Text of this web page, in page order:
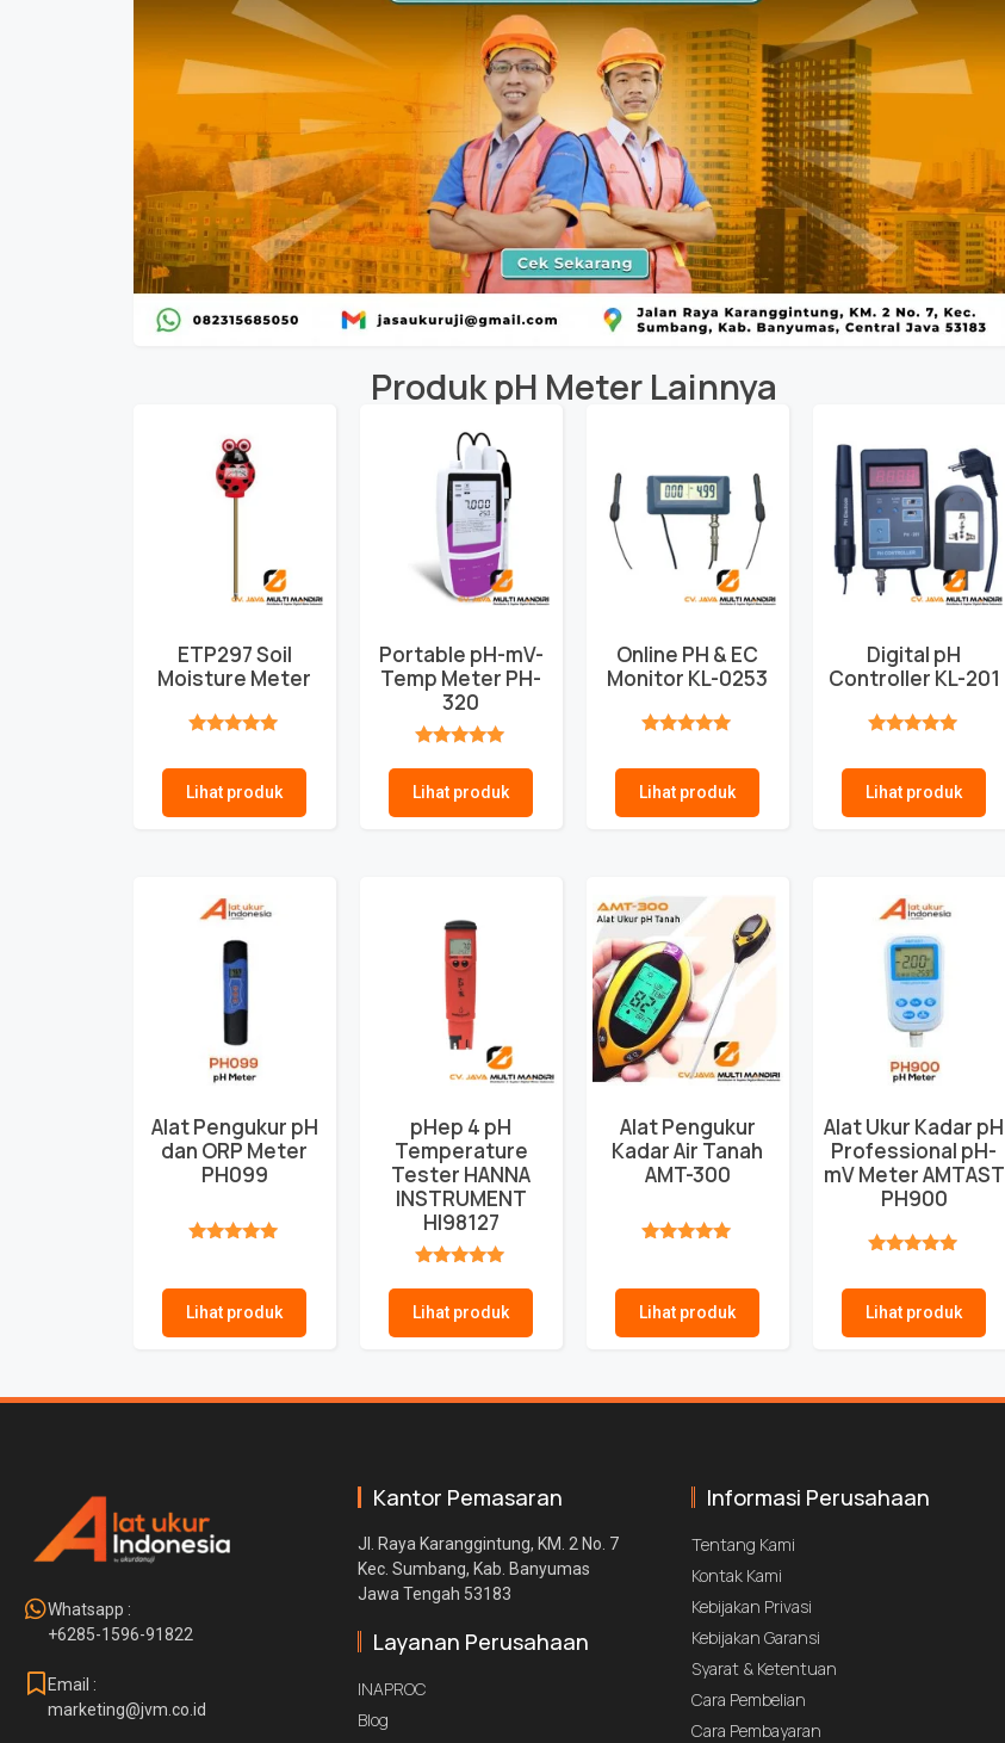
ProdukpH Meter Lainnya
ETP297 Soil
Moisture Meter
Lihat produk
Portable pH-mV-
Temp Meter PH-
320
Lihat produk
Online PH & EC
Monitor KL-0253
Lihat produk
Digital pH
Controller KL-201
Lihat produk
Alat Pengukur pH
dan ORP Meter
PH099
Lihat produk
pHep 4 pH
Temperature
Tester HANNA
INSTRUMENT
HI98127
Lihat produk
Alat Pengukur
Kadar Air Tanah
AMT-300
Lihat produk
Alat Ukur Kadar pH
Professional pH-
mV Meter AMTAST
PH900
Lihat produk
Whatsapp :
+6285-1596-91822
Email :
marketing@jvm.co.id
Kantor Pemasaran
Jl. Raya Karanggintung, KM. 2 No. 7
Kec. Sumbang, Kab. Banyumas
Jawa Tengah 53183
Layanan Perusahaan
INAPROC
Blog
Informasi Perusahaan
Tentang Kami
Kontak Kami
Kebijakan Privasi
Kebijakan Garansi
Syarat & Ketentuan
Cara Pembelian
Cara Pembayaran